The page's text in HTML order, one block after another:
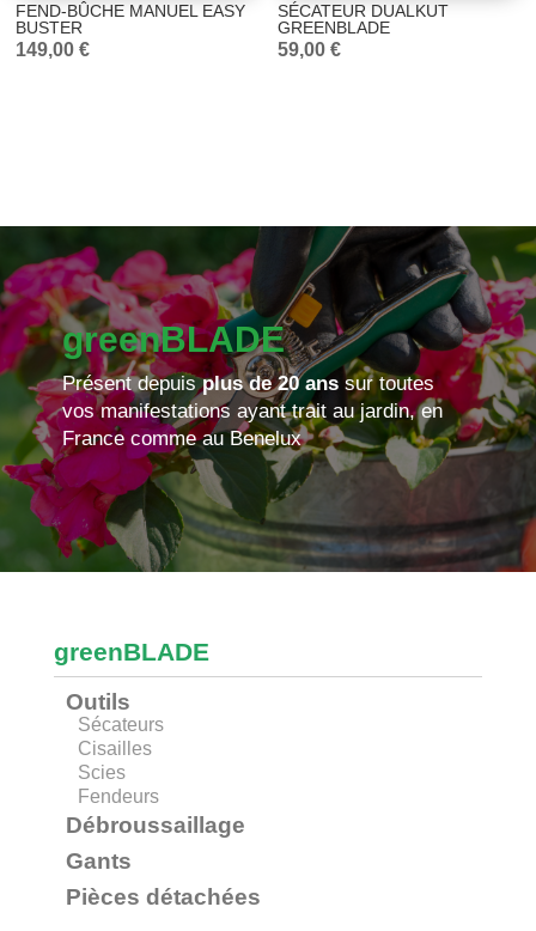
FEND-BÛCHE MANUEL EASY
BUSTER
149,00€
SÉCATEUR DUALKUT
GREENBLADE
59,00€
greenBLADE
Présent depuisplus de 20 anssur toutes
vos manifestations ayant trait au jardin, en
France comme au Benelux
greenBLADE
Outils
Sécateurs
Cisailles
Scies
Fendeurs
Débroussaillage
Gants
Pièces détachées